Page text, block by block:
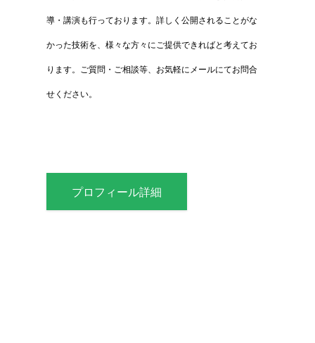
導・講演も行っております。詳しく公開されることがな
かった技術を、様々な方々にご提供できればと考えてお
ります。ご質問・ご相談等、お気軽にメールにてお問合
せください。
プロフィール詳細